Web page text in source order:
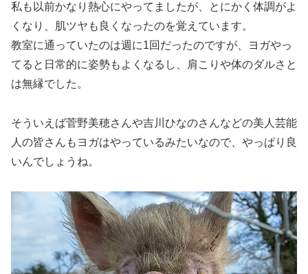
私も以前かなり熱心にやってましたが、とにかく体調がよ
くなり、肌ツヤも良くなったのを覚えています。
教室に通っていたのは週に1回だったのですが、ヨガやっ
てると日常的に姿勢もよくなるし、肩こりや体のダルさと
は無縁でした。
そういえば菅野美穂さんや吉川ひなのさんなどの美人芸能
人の皆さんもヨガはやっているみたいなので、やっぱり良
いんでしょうね。